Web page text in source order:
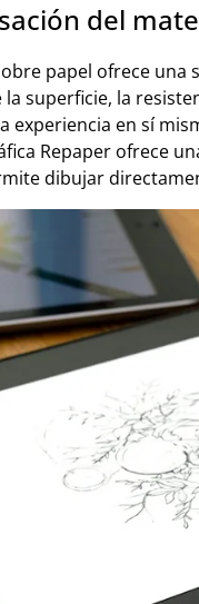
del
papel ofrece una
superficie, la
experiencia en sí
Repaper ofrece
dibujar